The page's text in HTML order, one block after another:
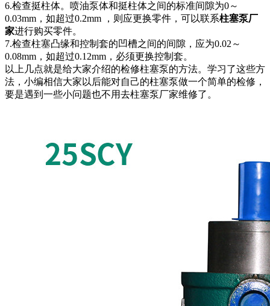
6.检查挺柱体。喷油泵体和挺柱体之间的标准间隙为0～
0.03mm，如超过0.2mm ，则应更换零件，可以联系柱塞泵厂
家进行购买零件。
7.检查柱塞凸缘和控制套的凹槽之间的间隙，应为0.02～
0.08mm，如超过0.12mm，必须更换控制套。
以上几点就是给大家介绍的检修柱塞泵的方法。学习了这些方
法，小编相信大家以后能对自己的柱塞泵做一个简单的检修，
要是遇到一些小问题也不用去柱塞泵厂家维修了。